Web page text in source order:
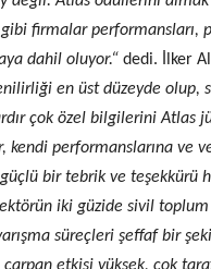
gibi firmalarperformansları,
dahil oluyor.“ dedi. İlker
en üst düzeyde olup,
çok özel bilgilerini Atlas
kendi performanslarına ve
bir tebrik ve teşekkürü
iki güzide sivil
süreçleri şeffaf bir